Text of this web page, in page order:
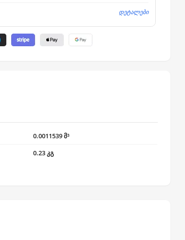
დეტალები
0.0011539 მ³
0.23 კგ